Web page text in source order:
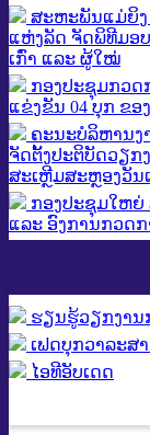
ສະຫະພັນແມ່ຍິງ
ແຫ່ງລັດ ຈັດພິທີມອ
ເກົ່າ ແລະ ຜູ້ໃໝ່
ກອງປະຊຸມກວດ
ແຂ່ງຂັນ 04 ບຸກ ຂ
ຄະນະບໍລິຫານ
ຈັດຕັ້ງປະຕິບັດວຽກ
ສະເຫຼີມສະຫຼອງວັນ
ກອງປະຊຸມໃຫ
ແລະ ອົງການກວດ
ຮຽນຮູ້ວຽກງາ
ເຟດບຸກວາລະສ
ໄອທີອັບເດດ